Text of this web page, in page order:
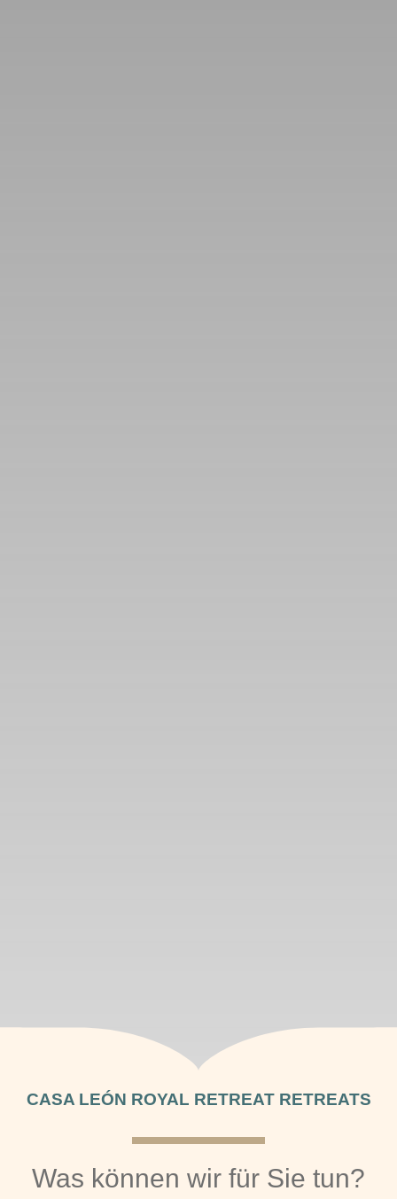
CASA LEÓN ROYAL RETREAT RETREATS
Was können wir für Sie tun?